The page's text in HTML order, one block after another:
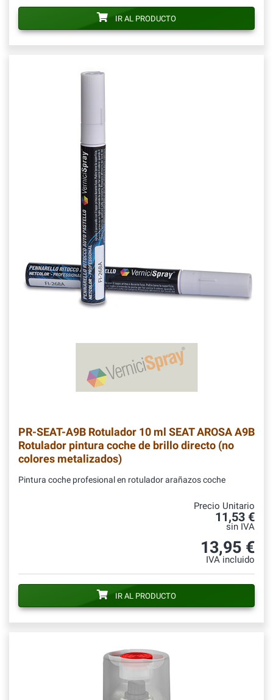
IR AL PRODUCTO
PR-SEAT-A9B Rotulador 10 ml SEAT AROSA A9B
Rotulador pintura coche de brillo directo (no
colores metalizados)
Pintura coche profesional en rotulador arañazos coche
Precio Unitario
11,53 €
sin IVA
13,95 €
IVA incluido
IR AL PRODUCTO